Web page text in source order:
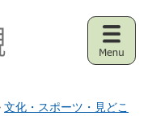
ー
文化・スポーツ・見どこ